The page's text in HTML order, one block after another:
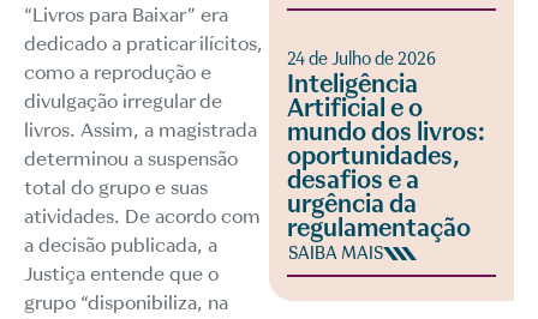
“Livros para Baixar” era
dedicado a praticar ilícitos,
como a reprodução e
divulgação irregular de
livros. Assim, a magistrada
determinou a suspensão
total do grupo e suas
atividades. De acordo com
a decisão publicada, a
Justiça entende que o
grupo “disponibiliza, na
24 de Julho de 2026
Inteligência
Artificial e o
mundo dos livros:
oportunidades,
desafios e a
urgência da
regulamentação
SAIBA MAIS